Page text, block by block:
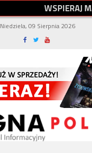
WSPIERAJM
Niedziela, 09 Sierpnia 2026